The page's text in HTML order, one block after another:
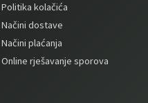
Politika kolačića
Načini dostave
Načini plaćanja
Online rješavanje sporova